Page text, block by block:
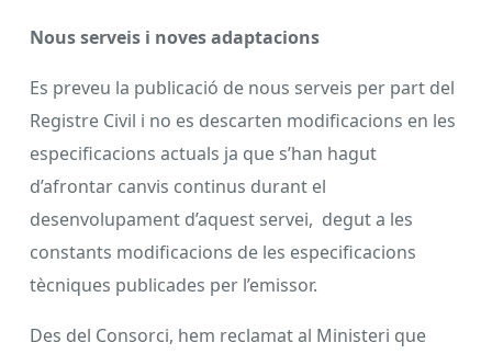
Nous serveis i noves adaptacions
Es preveu la publicació de nous serveis per part del
Registre Civil i no es descarten modificacions en les
especificacions actuals ja que s’han hagut
d’afrontar canvis continus durant el
desenvolupament d’aquest servei, degut a les
constants modificacions de les especificacions
tècniques publicades per l’emissor.
Des del Consorci, hem reclamat al Ministeri que